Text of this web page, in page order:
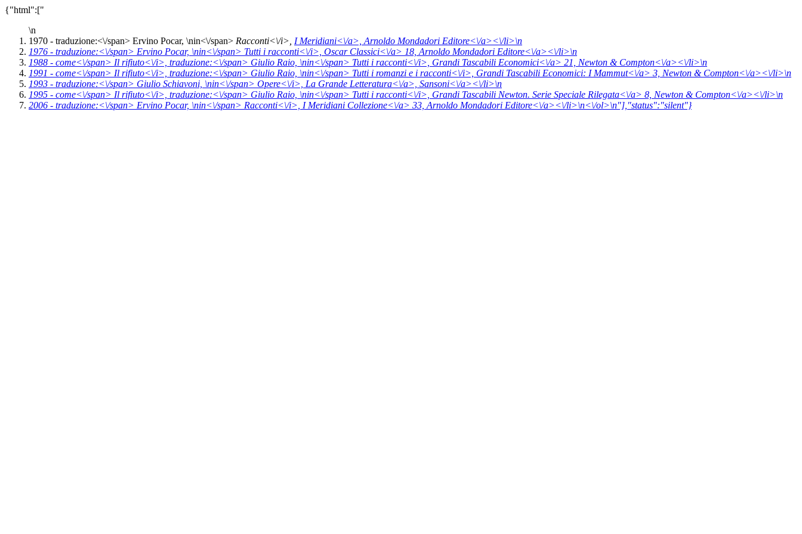
{"html":["
\n
1970 - traduzione:<\/span> Ervino Pocar, \nin<\/span> Racconti<\/i>, I Meridiani<\/a>, Arnoldo Mondadori Editore<\/a><\/li>\n
1976 - traduzione:<\/span> Ervino Pocar, \nin<\/span> Tutti i racconti<\/i>, Oscar Classici<\/a> 18, Arnoldo Mondadori Editore<\/a><\/li>\n
1988 - come<\/span> Il rifiuto<\/i>, traduzione:<\/span> Giulio Raio, \nin<\/span> Tutti i racconti<\/i>, Grandi Tascabili Economici<\/a> 21, Newton & Compton<\/a><\/li>\n
1991 - come<\/span> Il rifiuto<\/i>, traduzione:<\/span> Giulio Raio, \nin<\/span> Tutti i romanzi e i racconti<\/i>, Grandi Tascabili Economici: I Mammut<\/a> 3, Newton & Compton<\/a><\/li>\n
1993 - traduzione:<\/span> Giulio Schiavoni, \nin<\/span> Opere<\/i>, La Grande Letteratura<\/a>, Sansoni<\/a><\/li>\n
1995 - come<\/span> Il rifiuto<\/i>, traduzione:<\/span> Giulio Raio, \nin<\/span> Tutti i racconti<\/i>, Grandi Tascabili Newton. Serie Speciale Rilegata<\/a> 8, Newton & Compton<\/a><\/li>\n
2006 - traduzione:<\/span> Ervino Pocar, \nin<\/span> Racconti<\/i>, I Meridiani Collezione<\/a> 33, Arnoldo Mondadori Editore<\/a><\/li>\n<\/ol>\n"],"status":"silent"}